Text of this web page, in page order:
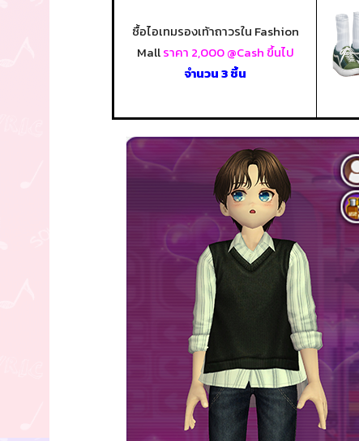
ซื้อไอเทมรองเท้าถาวรใน Fashion
Mallราคา 2,000 @Cash ขึ้นไป
จำนวน 3 ชิ้น